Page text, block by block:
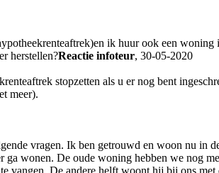
ik huur ook een
herstellen?Reactie infoteur, 30-05-2020
stopzetten als u er nog bent
meer).
vragen. Ik ben getrouwd en woon nu in
ga wonen. De oude woning hebben we nog